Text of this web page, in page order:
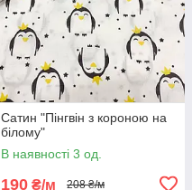
Сатин "Пінгвін з короною на
білому"
В наявності 3 од.
190 ₴/м 208 ₴/м